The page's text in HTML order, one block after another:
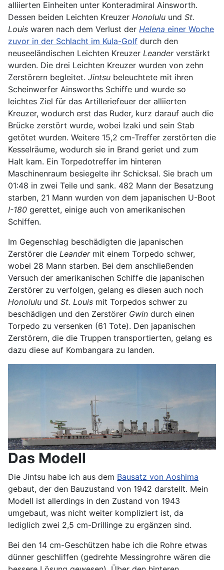
alliierten Einheiten unter Konteradmiral Ainsworth.
Dessen beiden Leichten Kreuzer Honolulu und St.
Louis waren nach dem Verlust der Helena einer Woche
zuvor in der Schlacht im Kula-Golf durch den
neuseeländischen Leichten Kreuzer Leanderverstärkt
wurden. Die drei Leichten Kreuzer wurden von zehn
Zerstörern begleitet. Jintsu beleuchtete mit ihren
Scheinwerfer Ainsworths Schiffe und wurde so
leichtes Ziel für das Artilleriefeuer der alliierten
Kreuzer, wodurch erst das Ruder, kurz darauf auch die
Brücke zerstört wurde, wobei Izaki und sein Stab
getötet wurden. Weitere 15,2 cm-Treffer zerstörten die
Kesselräume, wodurch sie in Brand geriet und zum
Halt kam. Ein Torpedotreffer im hinteren
Maschinenraum besiegelte ihr Schicksal. Sie brach um
01:48 in zwei Teile und sank. 482 Mann der Besatzung
starben, 21 Mann wurden von dem japanischen U-Boot
I-180 gerettet, einige auch von amerikanischen
Schiffen.
Im Gegenschlag beschädigten die japanischen
Zerstörer die Leandermit einem Torpedo schwer,
wobei 28 Mann starben. Bei dem anschließenden
Versuch der amerikanischen Schiffe die japanischen
Zerstörer zu verfolgen, gelang es diesen auch noch
Honolulu und St. Louis mit Torpedos schwer zu
beschädigen und den Zerstörer Gwin durch einen
Torpedo zu versenken (61 Tote). Den japanischen
Zerstörern, die die Truppen transportierten, gelang es
dazu diese auf Kombangara zu landen.
Das Modell
Die Jintsu habe ich aus dem Bausatz von Aoshima
gebaut, der den Bauzustand von 1942 darstellt. Mein
Modell ist allerdings in den Zustand von 1943
umgebaut, was nicht weiter kompliziert ist, da
lediglich zwei 2,5 cm-Drillinge zu ergänzen sind.
Bei den 14 cm-Geschützen habe ich die Rohre etwas
dünner geschliffen (gedrehte Messingrohre wären die